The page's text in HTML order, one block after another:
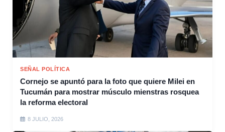
SEÑAL POLÍTICA
Cornejo se apuntó para la foto que quiere Milei en
Tucumán para mostrar músculo mienstras rosquea
la reforma electoral
8 JULIO, 2026